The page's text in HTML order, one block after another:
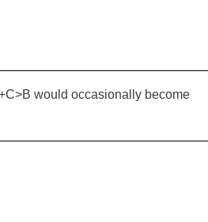
would occasionally become